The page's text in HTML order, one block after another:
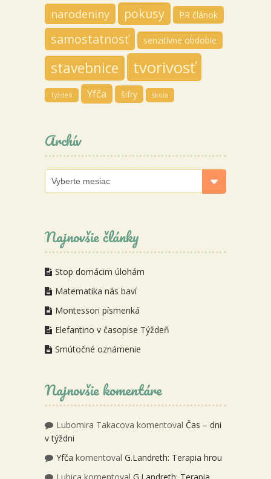
narodeniny pokusy PR článok
samostatnosť senzitívne obdobie
stavebnice tvorivosť
Týždeň Yfča šifry škola
Archív
Archív
Najnovšie články
Stop domácim úlohám
Matematika nás baví
Montessori písmenká
Elefantino v časopise Týždeň
Smútočné oznámenie
Najnovšie komentáre
Lubomira Takacova komentoval Čas – dni
v týždni
Yfča komentoval G.Landreth: Terapia hrou